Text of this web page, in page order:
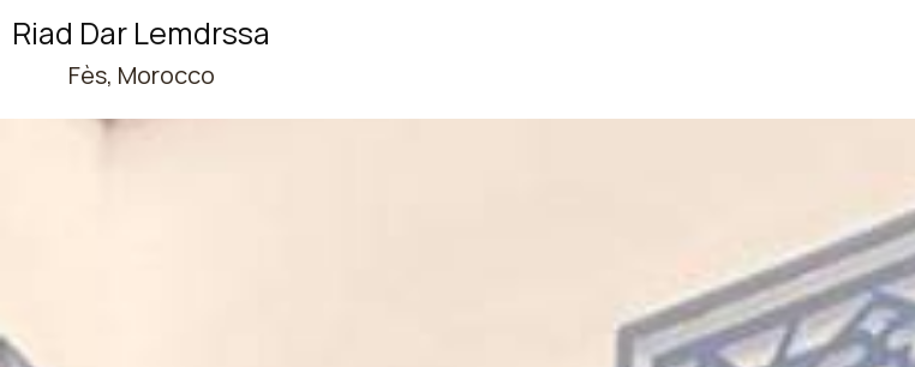
Riad Dar Lemdrssa
Fès, Morocco